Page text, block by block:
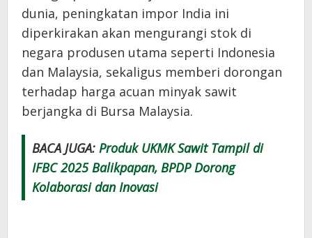
dunia, peningkatan impor India ini
diperkirakan akan mengurangi stok di
negara produsen utama seperti Indonesia
dan Malaysia, sekaligus memberi dorongan
terhadap harga acuan minyak sawit
berjangka di Bursa Malaysia.
BACA JUGA: Produk UKMK Sawit Tampil di
IFBC 2025 Balikpapan, BPDP Dorong
Kolaborasi dan Inovasi